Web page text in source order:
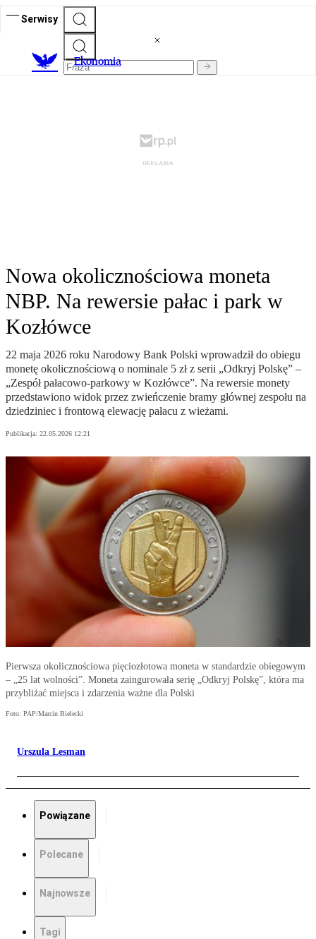
Serwisy
Ekonomia
Nowa okolicznościowa moneta
NBP. Na rewersie pałac i park w
Kozłówce
22 maja 2026 roku Narodowy Bank Polski wprowadził do obiegu
monetę okolicznościową o nominale 5 zł z serii „Odkryj Polskę” –
„Zespół pałacowo-parkowy w Kozłówce”. Na rewersie monety
przedstawiono widok przez zwieńczenie bramy głównej zespołu na
dziedziniec i frontową elewację pałacu z wieżami.
Publikacja: 22.05.2026 12:21
Pierwsza okolicznościowa pięciozłotowa moneta w standardzie obiegowym
– „25 lat wolności”. Moneta zaingurowała serię „Odkryj Polskę”, która ma
przybliżać miejsca i zdarzenia ważne dla Polski
Foto: PAP/Marcin Bielecki
Urszula Lesman
Powiązane
Polecane
Najnowsze
Tagi